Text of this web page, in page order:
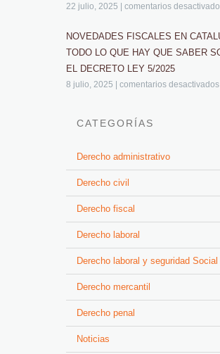
22 julio, 2025 comentarios
NOVEDADES FISCALES EN
TODO LO QUE HAY QUE SABER
EL DECRETO LEY 5/2025
8 julio, 2025 comentarios desactivados
CATEGORÍAS
Derecho administrativo
Derecho civil
Derecho fiscal
Derecho laboral
Derecho laboral y seguridad Social
Derecho mercantil
Derecho penal
Noticias